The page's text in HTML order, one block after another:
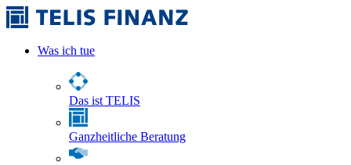
Was ich tue
Das ist TELIS
Ganzheitliche Beratung